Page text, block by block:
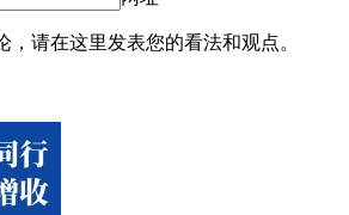
请在这里发表您的看法和观点。